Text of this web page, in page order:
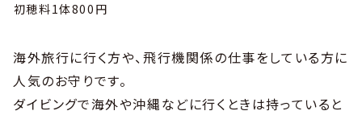
初穂料1体800円
海外旅行に行く方や、飛行機関係の仕事をしている方に
人気のお守りです。
ダイビングで海外や沖縄などに行くときは持っていると